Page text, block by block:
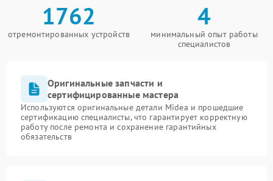
1762
отремонтированных устройств
4
минимальный опыт работы
специалистов
Оригинальные запчасти и
сертифицированные мастера
Используются оригинальные детали Midea и прошедшие
сертификацию специалисты, что гарантирует корректную
работу после ремонта и сохранение гарантийных
обязательств